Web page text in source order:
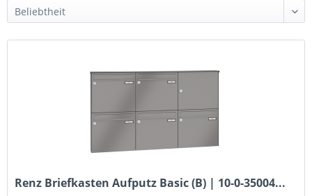
Renz Briefkasten Aufputz Basic (B) | 10-0-35004...